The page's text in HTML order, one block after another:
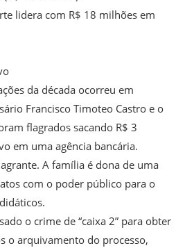
lidera com R$ 18 milhões em
da década ocorreu em
Francisco Timoteo Castro e o
flagrados sacando R$ 3
em uma agência bancária.
A família é dona de uma
com o poder público para o
o crime de “caixa 2” para obter
o arquivamento do processo,